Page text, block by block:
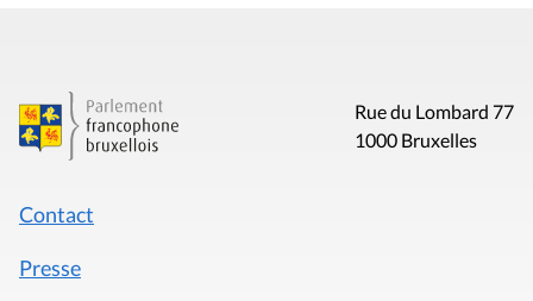
Rue du Lombard 77
1000 Bruxelles
Contact
Presse